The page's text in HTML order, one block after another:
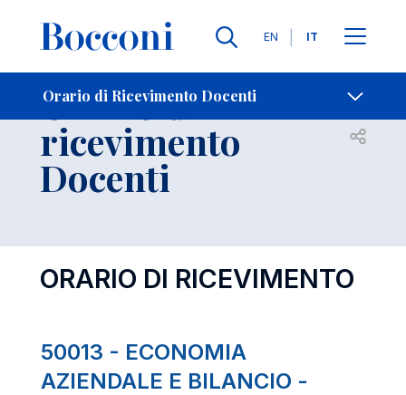
Lingue
EN IT
Orario di Ricevimento Docenti
-
Orario di
ricevimento
Docenti
Open
ORARIO DI RICEVIMENTO
50013 - ECONOMIA
AZIENDALE E BILANCIO -